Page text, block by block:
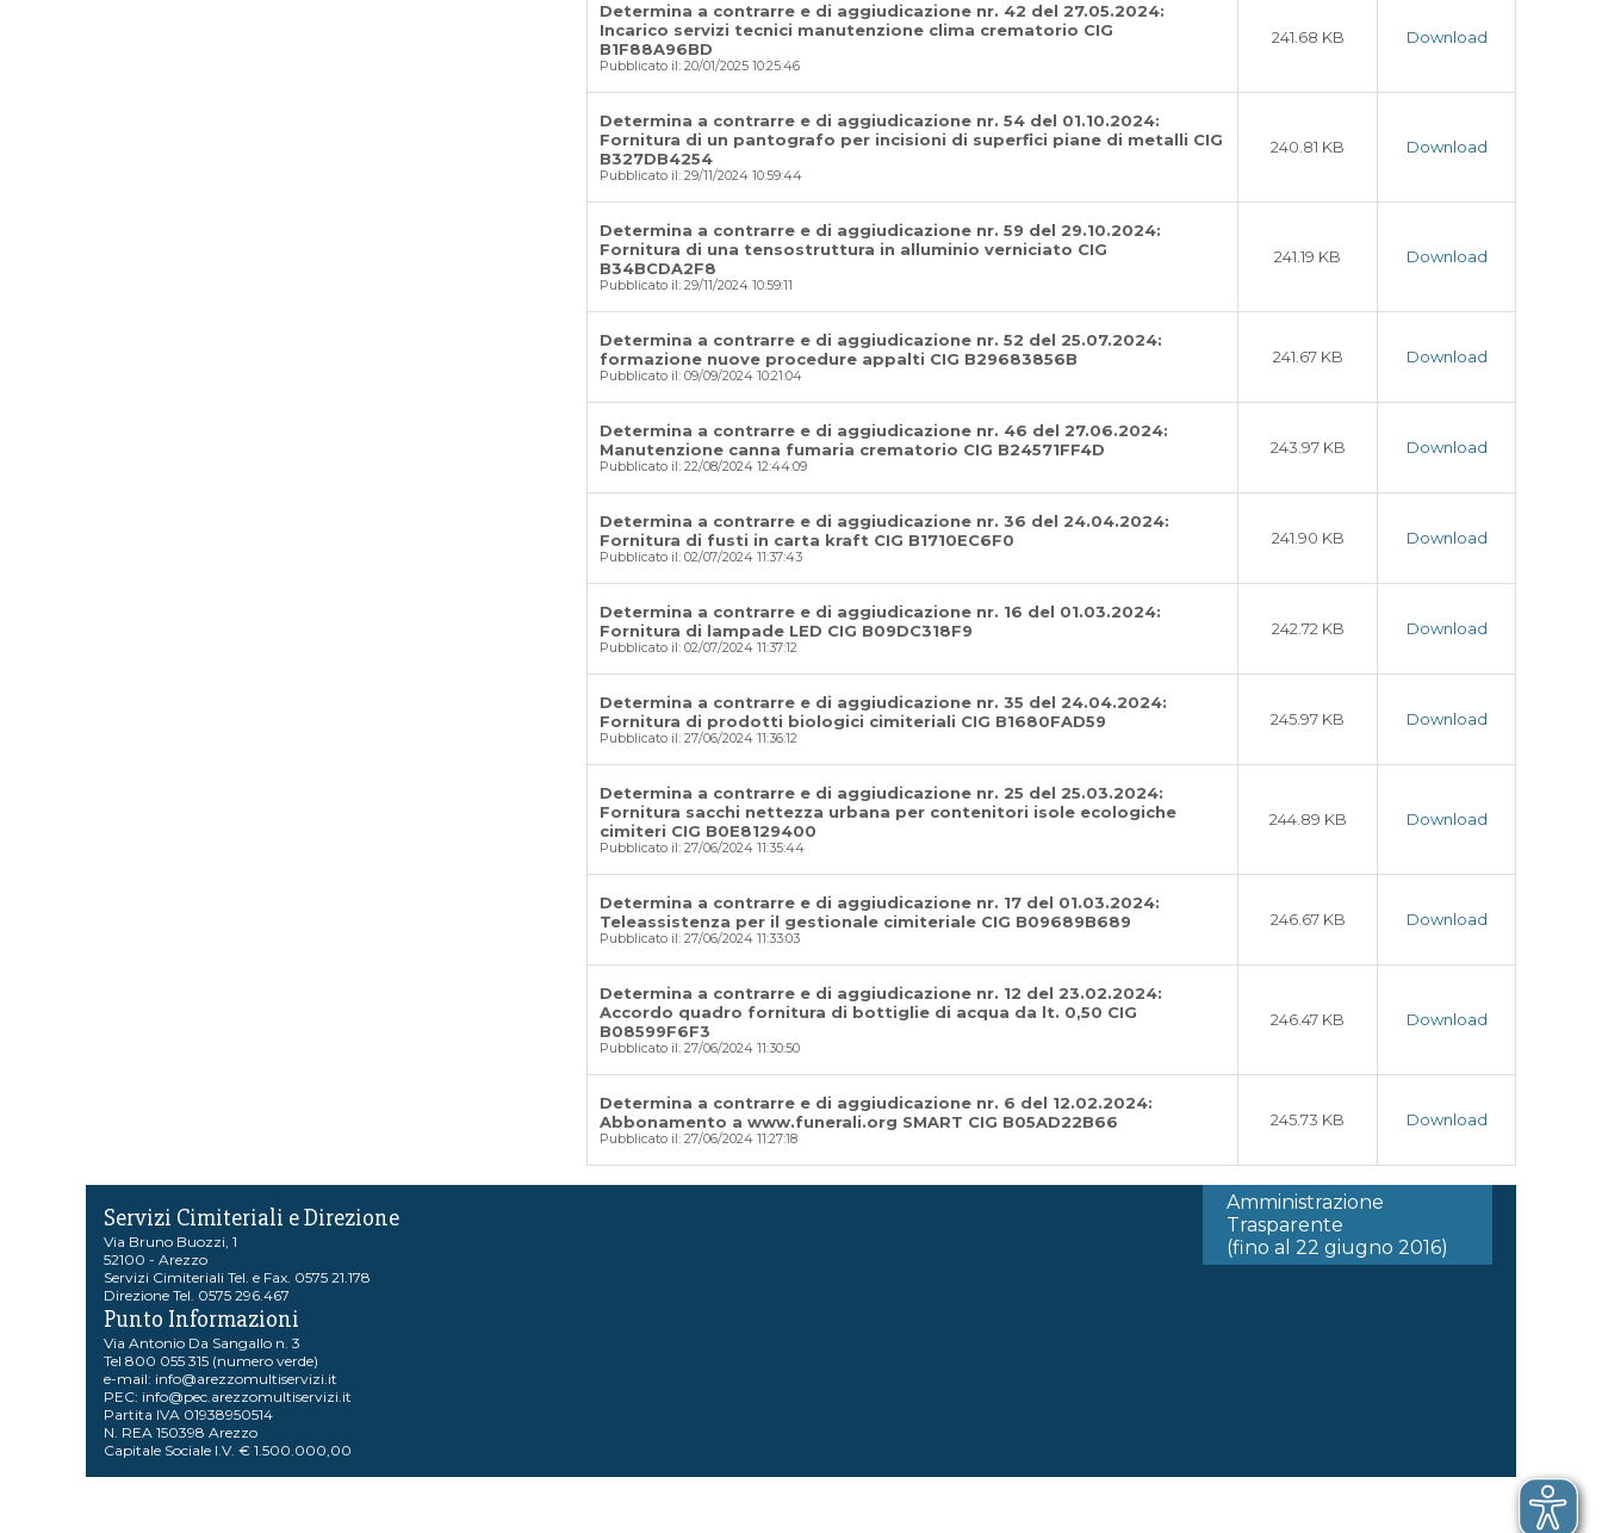
Determina a contrarre e di aggiudicazione nr. 42 del 27.05.2024:
Incarico servizi tecnici manutenzione clima crematorio CIG
B1F88A96BD
Pubblicato il: 20/01/2025 10:25:46
241.68 KB Download
Determina a contrarre e di aggiudicazione nr. 54 del 01.10.2024:
Fornitura di un pantografo per incisioni di superfici piane di metalli CIG
B327DB4254
Pubblicato il: 29/11/2024 10:59:44
240.81 KB Download
Determina a contrarre e di aggiudicazione nr. 59 del 29.10.2024:
Fornitura di una tensostruttura in alluminio verniciato CIG
B34BCDA2F8
Pubblicato il: 29/11/2024 10:59:11
241.19 KB Download
Determina a contrarre e di aggiudicazione nr. 52 del 25.07.2024:
formazione nuove procedure appalti CIG B29683856B
Pubblicato il: 09/09/2024 10:21:04
241.67 KB Download
Determina a contrarre e di aggiudicazione nr. 46 del 27.06.2024:
Manutenzione canna fumaria crematorio CIG B24571FF4D
Pubblicato il: 22/08/2024 12:44:09
243.97 KB Download
Determina a contrarre e di aggiudicazione nr. 36 del 24.04.2024:
Fornitura di fusti in carta kraft CIG B1710EC6F0
Pubblicato il: 02/07/2024 11:37:43
241.90 KB Download
Determina a contrarre e di aggiudicazione nr. 16 del 01.03.2024:
Fornitura di lampade LED CIG B09DC318F9
Pubblicato il: 02/07/2024 11:37:12
242.72 KB Download
Determina a contrarre e di aggiudicazione nr. 35 del 24.04.2024:
Fornitura di prodotti biologici cimiteriali CIG B1680FAD59
Pubblicato il: 27/06/2024 11:36:12
245.97 KB Download
Determina a contrarre e di aggiudicazione nr. 25 del 25.03.2024:
Fornitura sacchi nettezza urbana per contenitori isole ecologiche
cimiteri CIG B0E8129400
Pubblicato il: 27/06/2024 11:35:44
244.89 KB Download
Determina a contrarre e di aggiudicazione nr. 17 del 01.03.2024:
Teleassistenza per il gestionale cimiteriale CIG B09689B689
Pubblicato il: 27/06/2024 11:33:03
246.67 KB Download
Determina a contrarre e di aggiudicazione nr. 12 del 23.02.2024:
Accordo quadro fornitura di bottiglie di acqua da lt. 0,50 CIG
B08599F6F3
Pubblicato il: 27/06/2024 11:30:50
246.47 KB Download
Determina a contrarre e di aggiudicazione nr. 6 del 12.02.2024:
Abbonamento a www.funerali.org SMART CIG B05AD22B66
Pubblicato il: 27/06/2024 11:27:18
245.73 KB Download
Servizi Cimiteriali e Direzione
Via Bruno Buozzi, 1
52100 - Arezzo
Servizi Cimiteriali Tel. e Fax. 0575 21.178
Direzione Tel. 0575 296.467
Punto Informazioni
Via Antonio Da Sangallo n. 3
Tel 800 055 315 (numero verde)
e-mail: info@arezzomultiservizi.it
PEC: info@pec.arezzomultiservizi.it
Partita IVA 01938950514
N. REA 150398 Arezzo
Capitale Sociale I.V. € 1.500.000,00
Amministrazione
Trasparente
(fino al 22 giugno 2016)